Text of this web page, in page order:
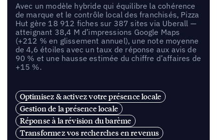
Avec un modèle hybride qui équilibre la cohérence
de marque et le contrôle local des franchisés, Pizza
Hut gère 18 912 fiches sur 387 sites via Uberall —
atteignant 38,4 M d’impressions Google Maps
(+212 % en glissement annuel), une note moyenne
de 4,6 étoiles avec un taux de réponse aux avis de
90 % et une hausse estimée du chiffre d’affaires de
+15 %.
Optimisez & activez votre présence locale
Gestion de la présence locale
Réponse à la révision du barème
Transformez vos recherches en revenus